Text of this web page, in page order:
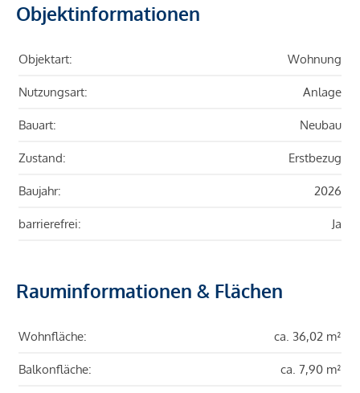
Objektinformationen
Objektart: Wohnung
Nutzungsart: Anlage
Bauart: Neubau
Zustand: Erstbezug
Baujahr: 2026
barrierefrei: Ja
Rauminformationen & Flächen
Wohnfläche: ca. 36,02 m²
Balkonfläche: ca. 7,90 m²